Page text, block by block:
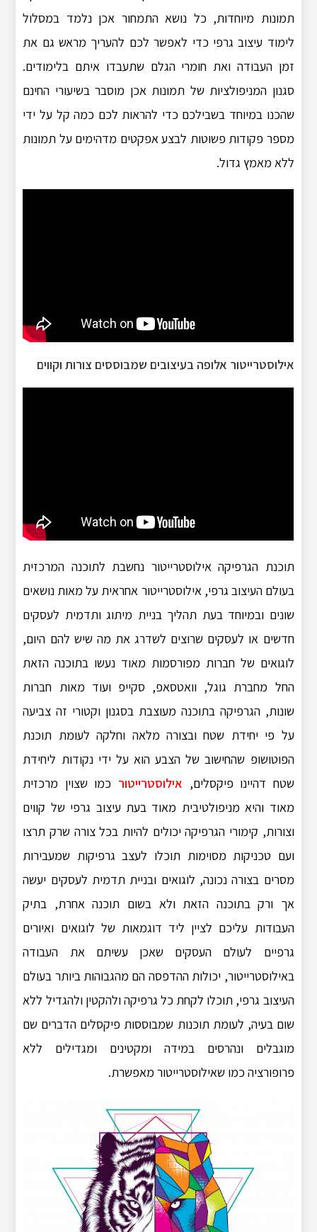
תמונות מיוחדות, כל נושא התמחור אכן נלמד במסלול
לימוד עיצוב גרפי כדי לאפשר לכם להעריך מראש גם את
זמן העבודה ואת חומרי הגלם שתעבדו איתם בלימודים.
סגנון המניפולציות של תמונות אכן מוסבר בשיעורי החינם
שהכנו במיוחד בשבילכם כדי להראות לכם כמה קל על ידי
מספר פקודות פשוטות לבצע אפקטים מדהימים על תמונות
ללא מאמץ גדול.
אילוסטרייטור אלופה בעיצובים שמבוססים צורות וקווים
תוכנת הגרפיקה אילוסטרייטור נחשבת לתוכנה המרכזית
בעולם העיצוב גרפי, אילוסטרייטור אחראית על מאות נושאים
שונים ובמיוחד בעת תהליך בניית מיתוג ותדמית לעסקים
חדשים או לעסקים שרוצים לשדרג את מה שיש להם היום,
לוגואים של חברות מפורסמות מאוד נעשו בתוכנה הזאת
החל מחברת גוגל, וואטסאפ, סקייפ ועוד מאות חברות
שונות, הגרפיקה בתוכנה מעוצבת בסגנון וקטורי זה צביעה
על פי יחידת שטח ובצורה מלאה וחלקה לעומת תוכנת
הפוטושופ שהחישוב של הצבע הוא על ידי נקודות ליחידת
שטח דהיינו פיקסלים, אילוסטרייטור כמו שצוין מרכזית
מאוד והיא מניפולטיבית מאוד בעת עיצוב גרפי של קווים
וצורות, קימורי הגרפיקה יכולים להיות בכל צורה שרק תרצו
ועם טכניקות מסוימות תוכלו לעצב גרפיקות שמעבירות
מסרים בצורה נכונה, לוגואים ובניית תדמית לעסקים יעשה
אך ורק בתוכנה הזאת ולא בשום תוכנה אחרת, בתיק
העבודות עליכם לציין ליד דוגמאות של לוגואים ואיורים
גרפיים לעולם העסקים שאכן עשיתם את העבודה
באילוסטרייטור, יכולות ההדפסה הם מהגבוהות ביותר בעולם
העיצוב גרפי, תוכלו לקחת כל גרפיקה ולהקטין ולהגדיל ללא
שום בעיה, לעומת תוכנות שמבוססות פיקסלים הדברים שם
מוגבלים ונהרסים במידה ומקטינים ומגדילים ללא
פרופורציה כמו שאילוסטרייטור מאפשרת.